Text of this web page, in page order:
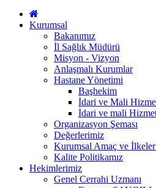
Kurumsal
Bakanımız
İl Sağlık Müdürü
Misyon - Vizyon
Anlaşmalı Kurumlar
Hastane Yönetimi
Başhekim
İdari ve Mali
İdari ve mali
Organizasyon Şeması
Değerlerimiz
Kurumsal Amaç ve
Kalite Politikamız
Hekimlerimiz
Genel Cerrahi Uzmanı